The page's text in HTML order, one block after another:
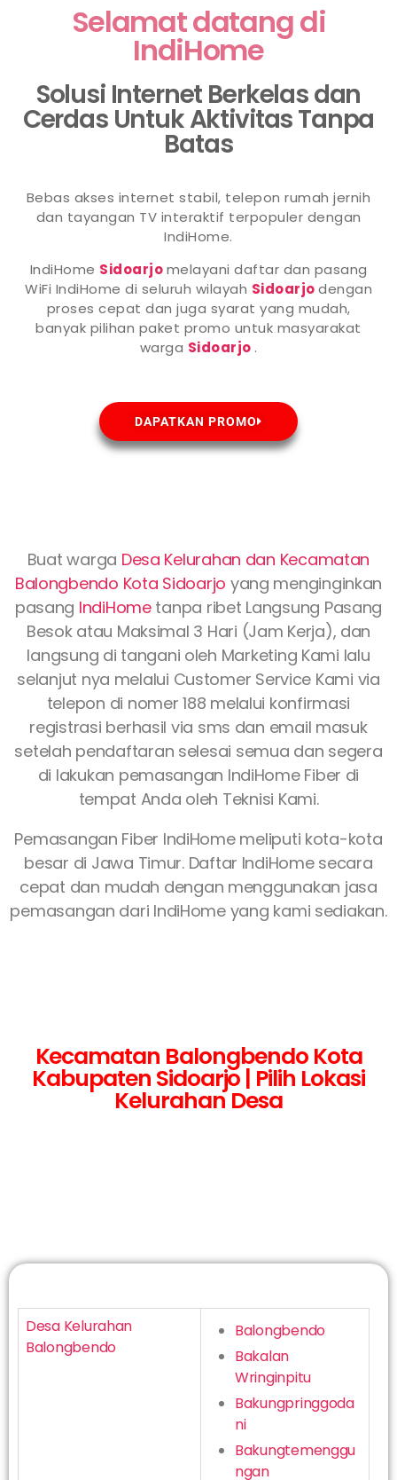
Selamat datang di
IndiHome
Solusi Internet Berkelas dan
Cerdas Untuk Aktivitas Tanpa
Batas
Bebas akses internet stabil, telepon rumah jernih
dan tayangan TV interaktif terpopuler dengan
IndiHome.
IndiHome Sidoarjomelayani daftar dan pasang
WiFi IndiHome di seluruh wilayah Sidoarjodengan
proses cepat dan juga syarat yang mudah,
banyak pilihan paket promo untuk masyarakat
warga Sidoarjo .
DAPATKAN PROMO
Buat warga Desa Kelurahan dan Kecamatan
Balongbendo Kota Sidoarjo yang menginginkan
pasang IndiHometanpa ribet Langsung Pasang
Besok atau Maksimal 3 Hari (Jam Kerja), dan
langsung di tangani oleh Marketing Kami lalu
selanjut nya melalui Customer Service Kami via
telepon di nomer 188 melalui konfirmasi
registrasi berhasil via sms dan email masuk
setelah pendaftaran selesai semua dan segera
di lakukan pemasangan IndiHome Fiber di
tempat Anda oleh Teknisi Kami.
Pemasangan Fiber IndiHome meliputi kota-kota
besar di Jawa Timur. Daftar IndiHome secara
cepat dan mudah dengan menggunakan jasa
pemasangan dari IndiHome yang kami sediakan.
Kecamatan Balongbendo Kota
Kabupaten Sidoarjo | Pilih Lokasi
Kelurahan Desa
Desa Kelurahan
Balongbendo
Balongbendo
Bakalan
Wringinpitu
Bakungpringgoda
ni
Bakungtemenggu
ngan